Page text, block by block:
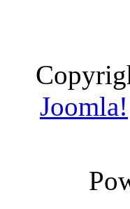
Joomla!